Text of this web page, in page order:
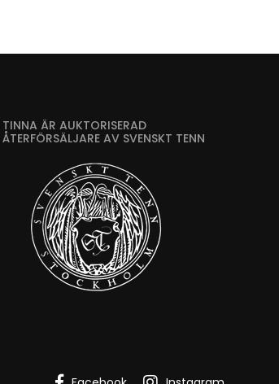
TINNA ÄR AUKTORISERAD
ÅTERFÖRSÄLJARE AV SVENSKT TENN